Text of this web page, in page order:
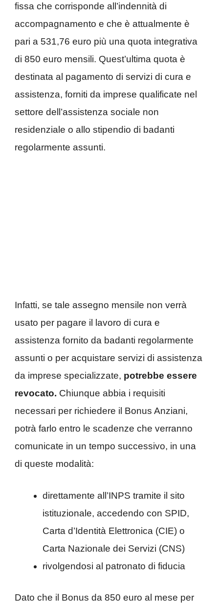
fissa che corrisponde all’indennità di
accompagnamento e che è attualmente è
pari a 531,76 euro più una quota integrativa
di 850 euro mensili. Quest’ultima quota è
destinata al pagamento di servizi di cura e
assistenza, forniti da imprese qualificate nel
settore dell’assistenza sociale non
residenziale o allo stipendio di badanti
regolarmente assunti.
Infatti, se tale assegno mensile non verrà
usato per pagare il lavoro di cura e
assistenza fornito da badanti regolarmente
assunti o per acquistare servizi di assistenza
da imprese specializzate, potrebbe essere
revocato. Chiunque abbia i requisiti
necessari per richiedere il Bonus Anziani,
potrà farlo entro le scadenze che verranno
comunicate in un tempo successivo, in una
di queste modalità:
direttamente all’INPS tramite il sito
istituzionale, accedendo con SPID,
Carta d’Identità Elettronica (CIE) o
Carta Nazionale dei Servizi (CNS)
rivolgendosi al patronato di fiducia
Dato che il Bonus da 850 euro al mese per